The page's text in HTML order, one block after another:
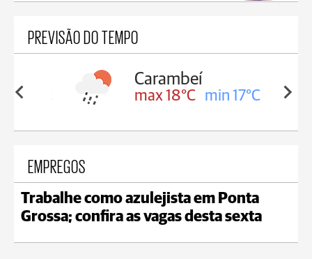
PREVISÃO DO TEMPO
18°C
Carambeí
max 18°C min 17°C
EMPREGOS
Trabalhe como azulejista em Ponta
Grossa; confira as vagas desta sexta